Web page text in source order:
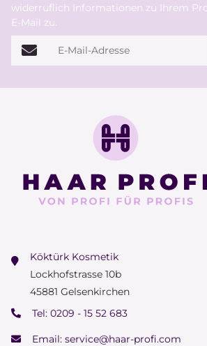
widerruflich Informationen zu Ihrem
E-Mail zu.
E-Mail-Adresse
Köktürk Kosmetik
Lockhofstrasse 10b
45881 Gelsenkirchen
Tel: 0209 - 15 52 683
Email: service@haar-profi.com